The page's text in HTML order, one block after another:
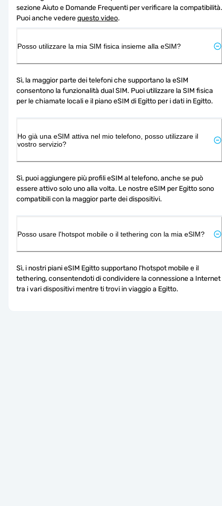
sezione Aiuto e Domande Frequenti per verificare la compatibilità.
Puoi anche vedere questo video.
Posso utilizzare la mia SIM fisica insieme alla eSIM?
Sì, la maggior parte dei telefoni che supportano la eSIM
consentono la funzionalità dual SIM. Puoi utilizzare la SIM fisica
per le chiamate locali e il piano eSIM di Egitto per i dati in Egitto.
Ho già una eSIM attiva nel mio telefono, posso utilizzare il
vostro servizio?
Sì, puoi aggiungere più profili eSIM al telefono, anche se può
essere attivo solo uno alla volta. Le nostre eSIM per Egitto sono
compatibili con la maggior parte dei dispositivi.
Posso usare l'hotspot mobile o il tethering con la mia eSIM?
Sì, i nostri piani eSIM Egitto supportano l'hotspot mobile e il
tethering, consentendoti di condividere la connessione a Internet
tra i vari dispositivi mentre ti trovi in viaggio a Egitto.